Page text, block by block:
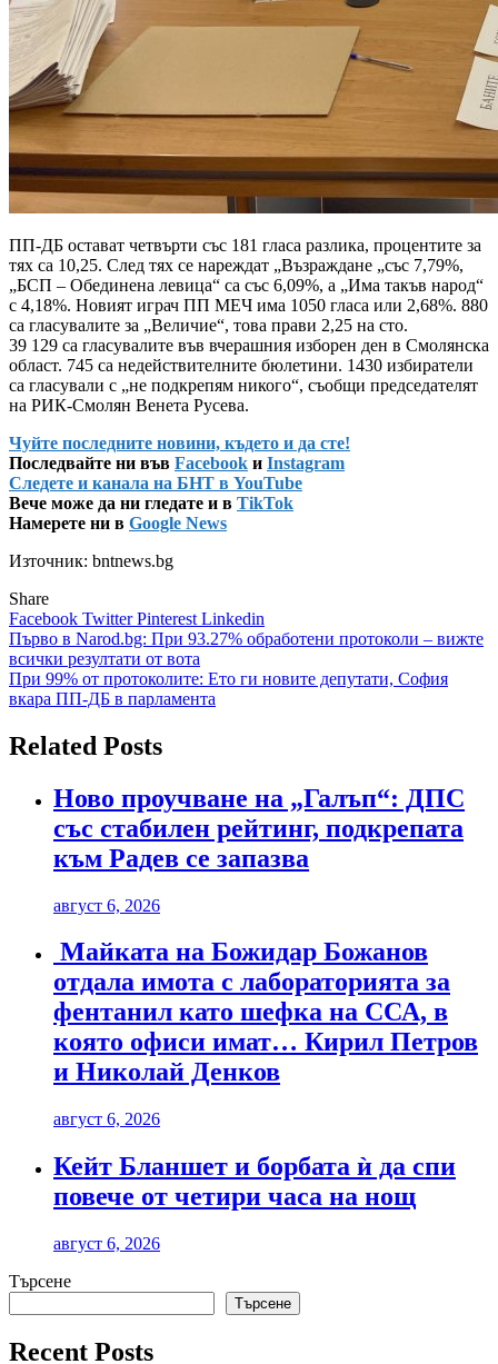
ПП-ДБ остават четвърти със 181 гласа разлика, процентите за
тях са 10,25. След тях се нареждат „Възраждане „със 7,79%,
„БСП – Обединена левица“ са със 6,09%, а „Има такъв народ“
с 4,18%. Новият играч ПП МЕЧ има 1050 гласа или 2,68%. 880
са гласувалите за „Величие“, това прави 2,25 на сто.
39 129 са гласувалите във вчерашния изборен ден в Смолянска
област. 745 са недействителните бюлетини. 1430 избиратели
са гласували с „не подкрепям никого“, съобщи председателят
на РИК-Смолян Венета Русева.
Чуйте последните новини, където и да сте!
Последвайте ни във Facebook и Instagram
Следете и канала на БНТ в YouTube
Вече може да ни гледате и в TikTok
Намерете ни в Google News
Източник: bntnews.bg
Share
Facebook TwitterPinterest Linkedin
Навигация
Първо в Narod.bg: При 93.27% обработени протоколи – вижте
всички резултати от вота
При 99% от протоколите: Ето ги новите депутати, София
вкара ПП-ДБ в парламента
Related Posts
Ново проучване на „Галъп“: ДПС
със стабилен рейтинг, подкрепата
към Радев се запазва
август 6, 2026
Майката на Божидар Божанов
отдала имота с лабораторията за
фентанил като шефка на ССА, в
която офиси имат… Кирил Петров
и Николай Денков
август 6, 2026
Кейт Бланшет и борбата ѝ да спи
повече от четири часа на нощ
август 6, 2026
Търсене
Търсене
Recent Posts